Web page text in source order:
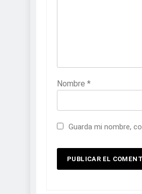
Nombre *
Guarda mi nombre,